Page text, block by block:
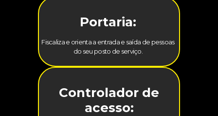
Portaria:
Fiscaliza e orienta a entrada e saída de pessoas
do seu posto de serviço.
Controlador de
acesso: